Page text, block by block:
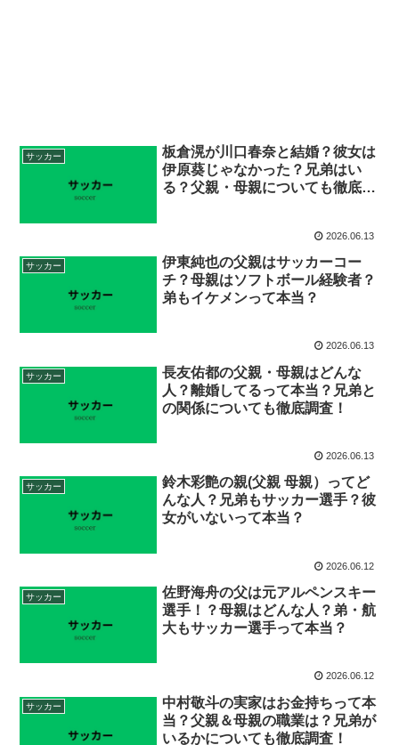
サッカー
板倉滉が川口春奈と結婚？彼女は
伊原葵じゃなかった？兄弟はい
る？父親・母親についても徹底調
2026.06.13
サッカー
伊東純也の父親はサッカーコー
チ？母親はソフトボール経験者？
弟もイケメンって本当？
2026.06.13
サッカー
長友佑都の父親・母親はどんな
人？離婚してるって本当？兄弟と
の関係についても徹底調査！
2026.06.13
サッカー
鈴木彩艶の親(父親 母親）ってど
んな人？兄弟もサッカー選手？彼
女がいないって本当？
2026.06.12
サッカー
佐野海舟の父は元アルペンスキー
選手！？母親はどんな人？弟・航
大もサッカー選手って本当？
2026.06.12
サッカー
中村敬斗の実家はお金持ちって本
当？父親＆母親の職業は？兄弟が
いるかについても徹底調査！